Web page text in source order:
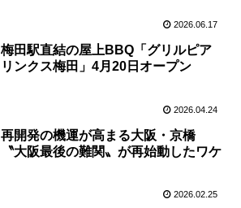
2026.06.17
梅田駅直結の屋上BBQ「グリルピア
リンクス梅田」4月20日オープン
2026.04.24
再開発の機運が高まる大阪・京橋
〝大阪最後の難関〟が再始動したワケ
2026.02.25